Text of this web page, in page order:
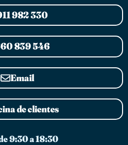
982 330
839 546
Email
de clientes
9:30 a 18:30